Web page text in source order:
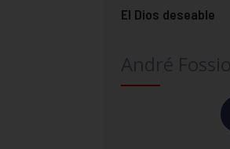
El Dios deseable